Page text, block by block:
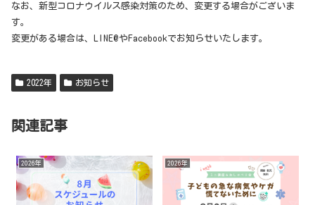
なお、新型コロナウイルス感染対策のため、変更する場合がございま
す。
変更がある場合は、LINE@やFacebookでお知らせいたします。
2022年 お知らせ
関連記事
2026年 2026年